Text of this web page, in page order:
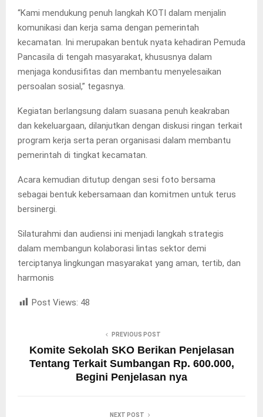
“Kami mendukung penuh langkah KOTI dalam menjalin
komunikasi dan kerja sama dengan pemerintah
kecamatan. Ini merupakan bentuk nyata kehadiran Pemuda
Pancasila di tengah masyarakat, khususnya dalam
menjaga kondusifitas dan membantu menyelesaikan
persoalan sosial,” tegasnya.
Kegiatan berlangsung dalam suasana penuh keakraban
dan kekeluargaan, dilanjutkan dengan diskusi ringan terkait
program kerja serta peran organisasi dalam membantu
pemerintah di tingkat kecamatan.
Acara kemudian ditutup dengan sesi foto bersama
sebagai bentuk kebersamaan dan komitmen untuk terus
bersinergi.
Silaturahmi dan audiensi ini menjadi langkah strategis
dalam membangun kolaborasi lintas sektor demi
terciptanya lingkungan masyarakat yang aman, tertib, dan
harmonis
Post Views: 48
PREVIOUS POST
Komite Sekolah SKO Berikan Penjelasan
Tentang Terkait Sumbangan Rp. 600.000,
Begini Penjelasan nya
NEXT POST